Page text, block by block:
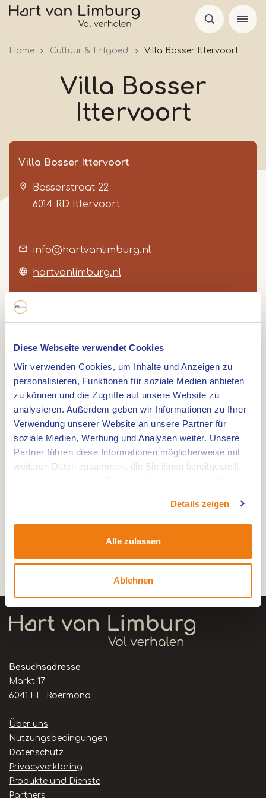
Diese Webseite verwendet Cookies
Wir verwenden Cookies, um Inhalte und Anzeigen zu
personalisieren, Funktionen für soziale Medien anbieten
zu können und die Zugriffe auf unsere Website zu
analysieren. Außerdem geben wir Informationen zu Ihrer
Verwendung unserer Website an unsere Partner für
soziale Medien, Werbung und Analysen weiter. Unsere
Partner führen diese Informationen möglicherweise mit
weiteren Daten zusammen, die Sie ihnen bereitgestellt
haben oder die sie im Rahmen Ihrer Nutzung der Dienste
Details zeigen
Alle zulassen
Ablehnen
Skip
Home Cultuur & Erfgoed Villa Bosser Ittervoort
Villa Bosser
Ittervoort
Villa Bosser Ittervoort
Bosserstraat 22
6014 RD Ittervoort
info@hartvanlimburg.nl
hartvanlimburg.nl
Route
Die Villa Bosser heißt Schloss Bosser in Ittervoort.
Diese Villa wurde 1905 als Sommerresidenz für
eine reiche Familie aus Charleroi (B) gebaut.
Diese Familie hatte einige Jahre zuvor den
angrenzenden Bosserhof mit Grund und Boden
Geschichte dieses Hofes reicht bis ins Mittelalter
zurück. Im Jahre 1337 war der Hof im Besitz der
Besuchsadresse
Markt 17
6041 EL Roermond
Handige
links
Über uns
Nutzungsbedingungen
Datenschutz
Privacyverklaring
Produkte und Dienste
Partners